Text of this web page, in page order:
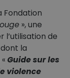
Fondation
», une
l’utilisation de
la
«Guide sur les
violence